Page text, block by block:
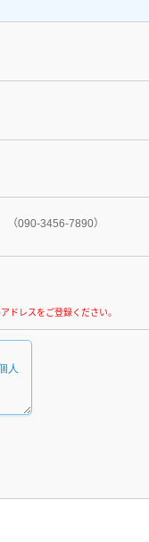
（090-3456-7890）